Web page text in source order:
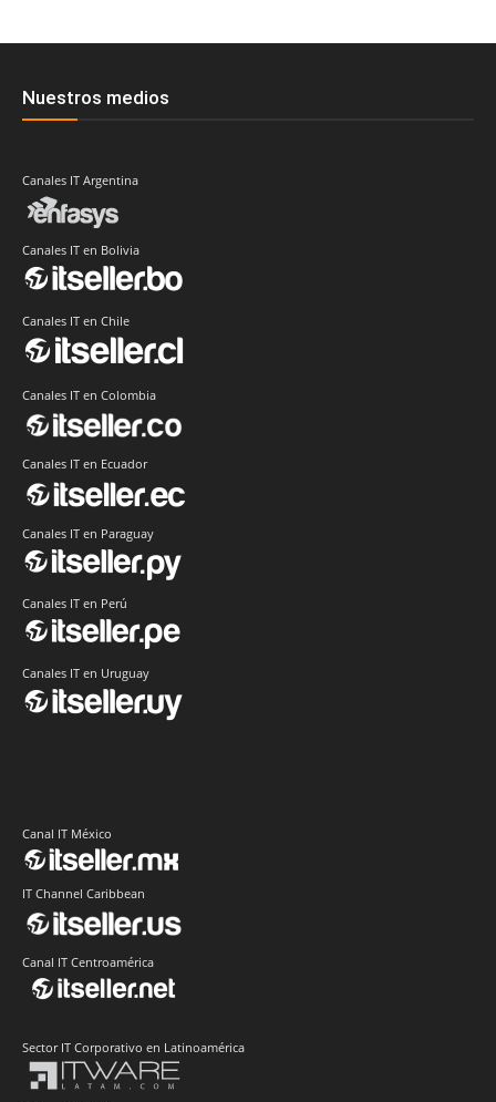
Nuestros medios
Canales IT Argentina
Canales IT en Bolivia
Canales IT en Chile
Canales IT en Colombia
Canales IT en Ecuador
Canales IT en Paraguay
Canales IT en Perú
Canales IT en Uruguay
Canal IT México
IT Channel Caribbean
Canal IT Centroamérica
Sector IT Corporativo en Latinoamérica